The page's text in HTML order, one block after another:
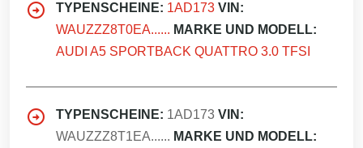
TYPENSCHEINE: 1AD173 VIN:
WAUZZZ8T0EA...... MARKE UND MODELL:
AUDI A5 SPORTBACK QUATTRO 3.0 TFSI
TYPENSCHEINE: 1AD173 VIN:
WAUZZZ8T1EA...... MARKE UND MODELL: